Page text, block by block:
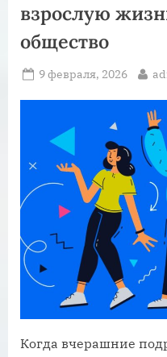
взрослую
общество
Posted
9 февраля, 2026 By
Когда вчерашние